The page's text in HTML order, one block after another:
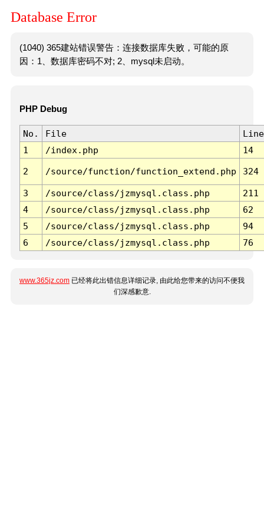
Database Error
(1040) 365建站错误警告：连接数据库失败，可能的原
因：1、数据库密码不对; 2、mysql未启动。
PHP Debug
No. File
Line
1
/index.php 14
2 /source/function/function_extend.php 324
3 /source/class/jzmysql.class.php
211
4
/source/class/jzmysql.class.php
62
5
/source/class/jzmysql.class.php
94
6
/source/class/jzmysql.class.php 76
www.365jz.com 已经将此出错信息详细记录, 由此给您带来的访问不便我
们深感歉意.